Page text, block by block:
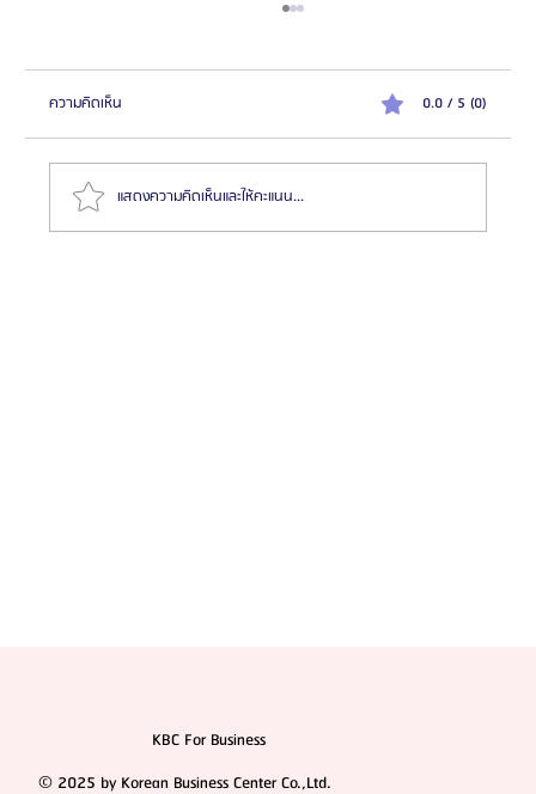
ความคิดเห็น 0.0 / 5 (0)
แสดงความคิดเห็นและให้คะแนน...
KBC For Business
© 2025 by Korean Business Center Co.,Ltd.